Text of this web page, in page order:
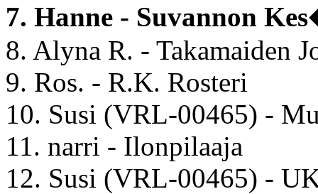
7. Hanne - Suvannon
8. Alyna R. - Takamaiden
9. Ros. - R.K. Rosteri
10. Susi (VRL-00465) -
11. narri - Ilonpilaaja
12. Susi (VRL-00465) -